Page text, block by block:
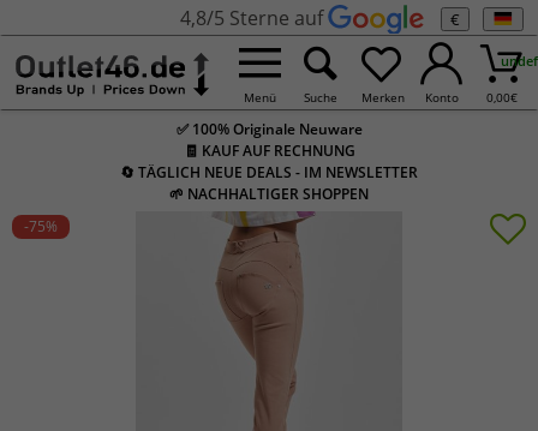
4,8/5 Sterne auf €
Menü Suche Merken Konto 0,00€
✅ 100% Originale Neuware
🧾 KAUF AUF RECHNUNG
🔄 TÄGLICH NEUE DEALS - IM NEWSLETTER
🌱 NACHHALTIGER SHOPPEN
-75%